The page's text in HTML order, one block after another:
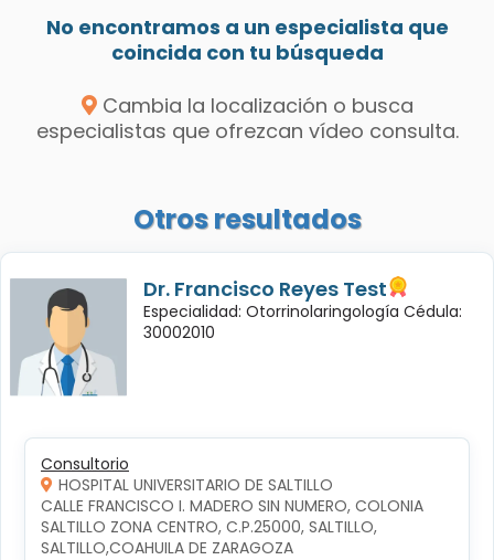
No encontramos a un especialista que
coincida con tu búsqueda
Cambia la localización o busca
especialistas que ofrezcan vídeo consulta.
Otros resultados
Dr. Francisco Reyes Test
Especialidad: Otorrinolaringología Cédula:
30002010
Consultorio
HOSPITAL UNIVERSITARIO DE SALTILLO
CALLE FRANCISCO I. MADERO SIN NUMERO, COLONIA
SALTILLO ZONA CENTRO, C.P.25000, SALTILLO,
SALTILLO,COAHUILA DE ZARAGOZA